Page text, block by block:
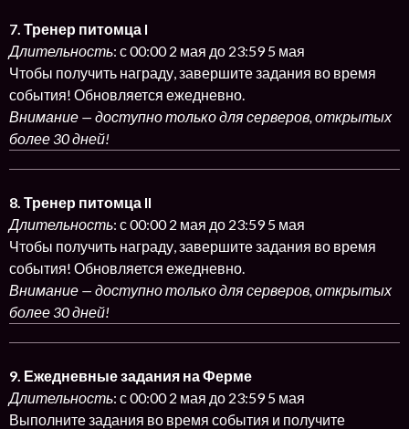
7. Тренер питомца I
Длительность: с 00:00 2 мая до 23:59 5 мая
Чтобы получить награду, завершите задания во время
события! Обновляется ежедневно.
Внимание — доступно только для серверов, открытых
более 30 дней!
8. Тренер питомца II
Длительность: с 00:00 2 мая до 23:59 5 мая
Чтобы получить награду, завершите задания во время
события! Обновляется ежедневно.
Внимание — доступно только для серверов, открытых
более 30 дней!
9. Ежедневные задания на Ферме
Длительность: с 00:00 2 мая до 23:59 5 мая
Выполните задания во время события и получите